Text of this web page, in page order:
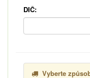
DIČ:
Vyberte